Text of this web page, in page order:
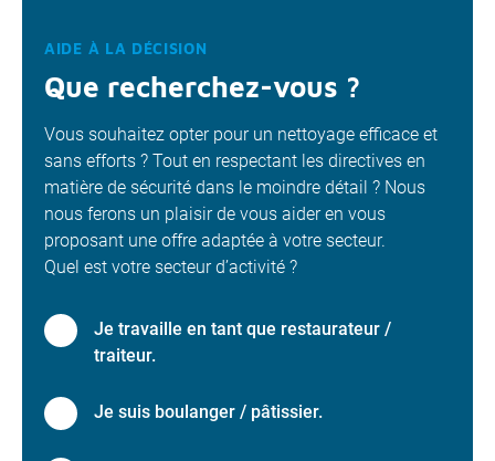
AIDE À LA DÉCISION
Que recherchez-vous ?
Vous souhaitez opter pour un nettoyage efficace et
sans efforts ? Tout en respectant les directives en
matière de sécurité dans le moindre détail ? Nous
nous ferons un plaisir de vous aider en vous
proposant une offre adaptée à votre secteur.
Quel est votre secteur d’activité ?
Je travaille en tant que restaurateur /
traiteur.
Je suis boulanger / pâtissier.